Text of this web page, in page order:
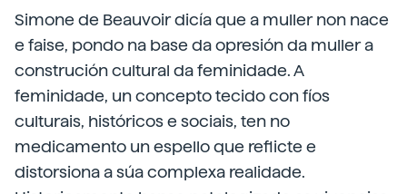
Simone de Beauvoir dicía que a muller non nace
e faise, pondo na base da opresión da muller a
construción cultural da feminidade. A
feminidade, un concepto tecido con fíos
culturais, históricos e sociais, ten no
medicamento un espello que reflicte e
distorsiona a súa complexa realidade.